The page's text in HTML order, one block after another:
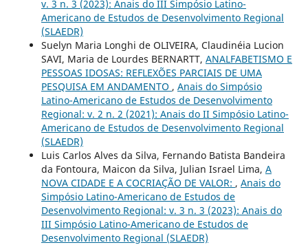
v. 3 n. 3 (2023): Anais do III Simpósio Latino-
Americano de Estudos de Desenvolvimento Regional
(SLAEDR)
Suelyn Maria Longhi de OLIVEIRA, Claudinéia Lucion
SAVI, Maria de Lourdes BERNARTT, ANALFABETISMO E
PESSOAS IDOSAS: REFLEXÕES PARCIAIS DE UMA
PESQUISA EM ANDAMENTO , Anais do Simpósio
Latino-Americano de Estudos de Desenvolvimento
Regional: v. 2 n. 2 (2021): Anais do II Simpósio Latino-
Americano de Estudos de Desenvolvimento Regional
(SLAEDR)
Luis Carlos Alves da Silva, Fernando Batista Bandeira
da Fontoura, Maicon da Silva, Julian Israel Lima, A
NOVA CIDADE E A COCRIAÇÃO DE VALOR: , Anais do
Simpósio Latino-Americano de Estudos de
Desenvolvimento Regional: v. 3 n. 3 (2023): Anais do
III Simpósio Latino-Americano de Estudos de
Desenvolvimento Regional (SLAEDR)